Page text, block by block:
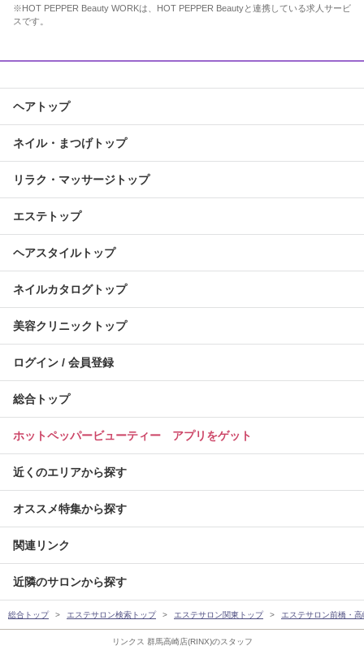
リンクス 群馬高崎店(RINX)のスタッフ
※HOT PEPPER Beauty WORKは、HOT PEPPER Beautyと連携している求人サービ
スです。
ヘアトップ
ネイル・まつげトップ
リラク・マッサージトップ
エステトップ
ヘアスタイルトップ
ネイルカタログトップ
美容クリニックトップ
ログイン / 会員登録
総合トップ
ホットペッパービューティー アプリをゲット
近くのエリアから探す
オススメ特集から探す
関連リンク
近隣のサロンから探す
総合トップ エステサロン検索トップ エステサロン関東トップ エステサロン前橋・